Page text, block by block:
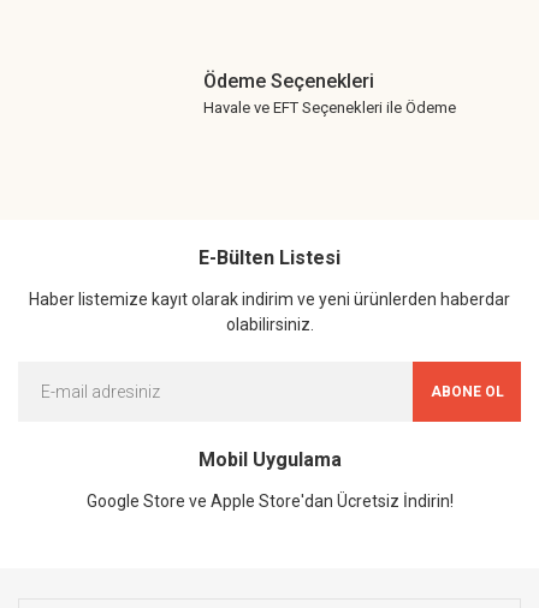
Ödeme Seçenekleri
Havale ve EFT Seçenekleri ile Ödeme
E-Bülten Listesi
Haber listemize kayıt olarak indirim ve yeni ürünlerden haberdar
olabilirsiniz.
ABONE OL
Mobil Uygulama
Google Store ve Apple Store'dan Ücretsiz İndirin!